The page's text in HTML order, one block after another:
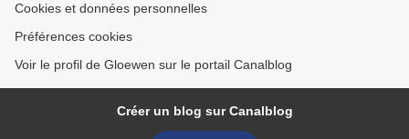
Cookies et données personnelles
Préférences cookies
Voir le profil de Gloewen sur le portail Canalblog
Créer un blog sur Canalblog